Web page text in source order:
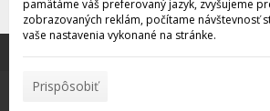
Odobrať
© 2026 WEXBO |
pomáhajú poskytovať služby. Používaním
vyjadrujete súhlas s používaním súborov
pamätáme váš preferovaný jazyk, zvyšujeme
zobrazovaných reklám, počítame návštevnosť
vaše nastavenia vykonané na stránke.
Prispôsobiť